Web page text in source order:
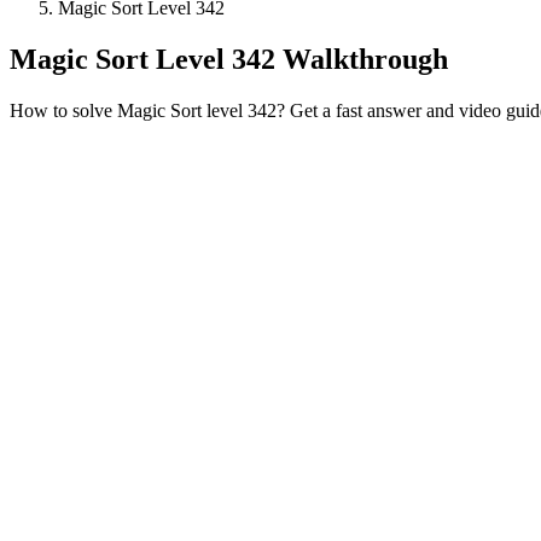
Magic Sort Level 342
Magic Sort Level 342 Walkthrough
How to solve Magic Sort level 342? Get a fast answer and video